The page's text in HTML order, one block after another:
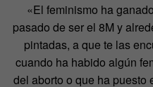
«El feminismo ha
pasado de ser el 8M y
pintadas, a que te las
cuando ha habido algún
del aborto o que ha puesto